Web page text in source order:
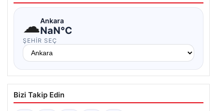
☁Ankara
NaN°C
ŞEHIR SEÇ
Bizi Takip Edin